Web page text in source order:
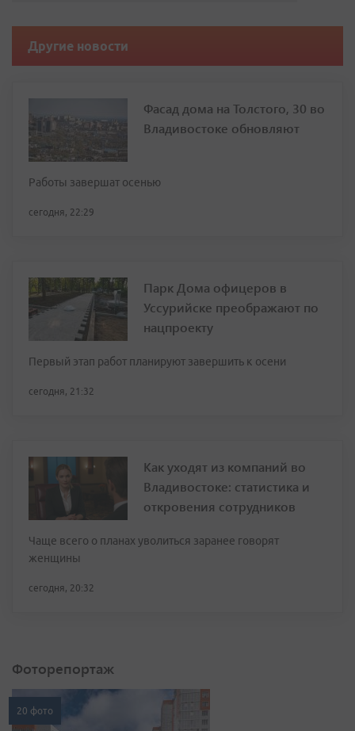
Другие новости
Фасад дома на Толстого, 30 во
Владивостоке обновляют
Работы завершат осенью
сегодня, 22:29
Парк Дома офицеров в
Уссурийске преображают по
нацпроекту
Первый этап работ планируют завершить к осени
сегодня, 21:32
Как уходят из компаний во
Владивостоке: статистика и
откровения сотрудников
Чаще всего о планах уволиться заранее говорят
женщины
сегодня, 20:32
Фоторепортаж
20 фото